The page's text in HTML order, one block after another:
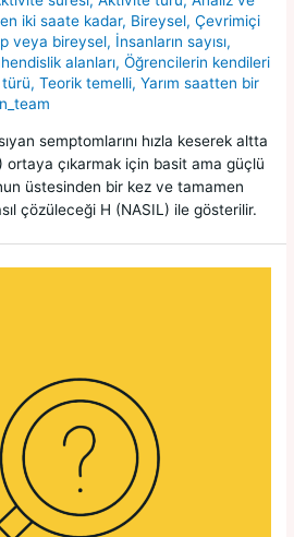
iki saate kadar, Bireysel,Çevrimiçi
veya bireysel, İnsanların sayısı,
alanları,Öğrencilerin kendileri
türü,Teorik temelli,Yarım saatten bir
semptomlarını hızla keserek altta
ortaya çıkarmak için basit ama güçlü
üstesinden bir kez ve tamamen
çözüleceği H (NASIL) ile gösterilir.